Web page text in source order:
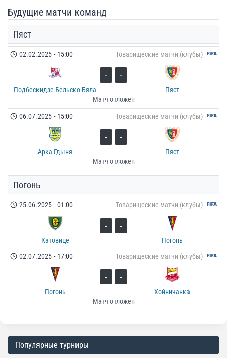
Будущие матчи команд
Пяст
Товарищеские матчи (клубы)
02.02.2025 - 15:00
Подбескидзе Бельско-Бяла
- -
Пяст
Матч отложен
Товарищеские матчи (клубы)
06.07.2025 - 15:00
Арка Гдыня
- -
Пяст
Матч отложен
Погонь
Товарищеские матчи (клубы)
25.06.2025 - 01:00
Катовице
- -
Погонь
Товарищеские матчи (клубы)
02.07.2025 - 17:00
Погонь
- -
Хойничанка
Матч отложен
Популярные турниры